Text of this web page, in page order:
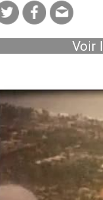
Voir